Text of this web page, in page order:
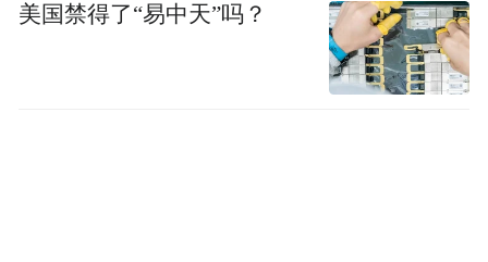
美国禁得了“易中天”吗？